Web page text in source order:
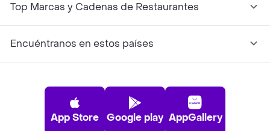
Top Marcas y Cadenas de Restaurantes
Encuéntranos en estos países
App Store Google play AppGallery